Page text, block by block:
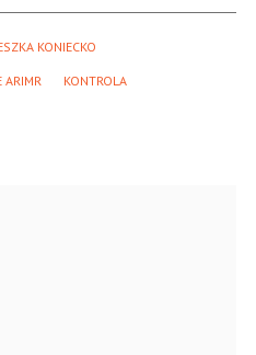
KONIECKO
ARIMR KONTROLA